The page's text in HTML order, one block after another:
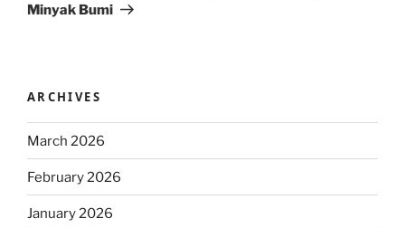
Minyak Bumi
ARCHIVES
March 2026
February 2026
January 2026